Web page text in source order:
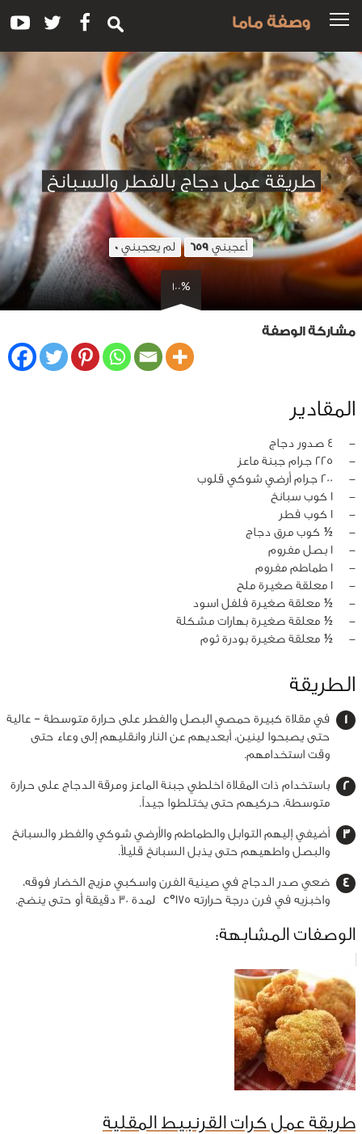
وصفة ماما
طريقة عمل دجاج بالفطر والسبانخ
أعجبني 659 لم يعجبني 0
100%
مشاركة الوصفة
المقادير
‏-
4 صدور دجاج
‏-
225 جرام جبنة ماعز
‏-
200 جرام أرضي شوكي قلوب
‏-
1 كوب سبانخ
‏-
1 كوب فطر
‏-
½ كوب مرق دجاج
‏-
1 بصل مفروم
‏-
1 طماطم مفروم
‏-
1 معلقة صغيرة ملح
‏-
½ معلقة صغيرة فلفل اسود
‏-
½ معلقة صغيرة بهارات مشكلة
‏-
½ معلقة صغيرة بودرة ثوم
الطريقة
في مقلاة كبيرة حمصي البصل والفطر على حرارة متوسطة – عالية
حتى يصبحوا لينين، أبعديهم عن النار وانقليهم إلى وعاء حتى
وقت استخدامهم.
باستخدام ذات المقلاة اخلطي جبنة الماعز ومرقة الدجاج على حرارة
متوسطة، حركيهم حتى يختلطوا جيداً.
أضيفي إليهم التوابل والطماطم والأرضي شوكي والفطر والسبانخ
والبصل واطهيهم حتى يذبل السبانخ قليلاً.
ضعي صدر الدجاج في صينية الفرن واسكبي مزيج الخضار فوقه،
واخبزيه في فرن درجة حرارته 175°
c لمدة 30 دقيقة أو حتى ينضج.
الوصفات المشابهة:
طريقة عمل كرات القرنبيط المقلية